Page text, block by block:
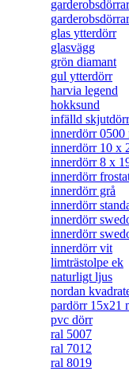
glas ytterdörr
glasvägg
grön diamant
gul ytterdörr
harvia legend
hokksund
infälld skjutdörr
innerdörr 0500
innerdörr 10 x
innerdörr 8 x
innerdörr
innerdörr grå
innerdörr
innerdörr
innerdörr
innerdörr vit
limträstolpe ek
naturligt ljus
nordan
pardörr 15x21
pvc dörr
ral 5007
ral 7012
ral 8019